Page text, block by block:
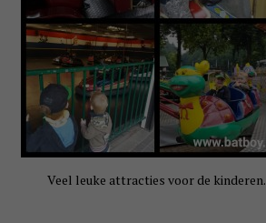
Veel leuke attracties voor de kinderen.